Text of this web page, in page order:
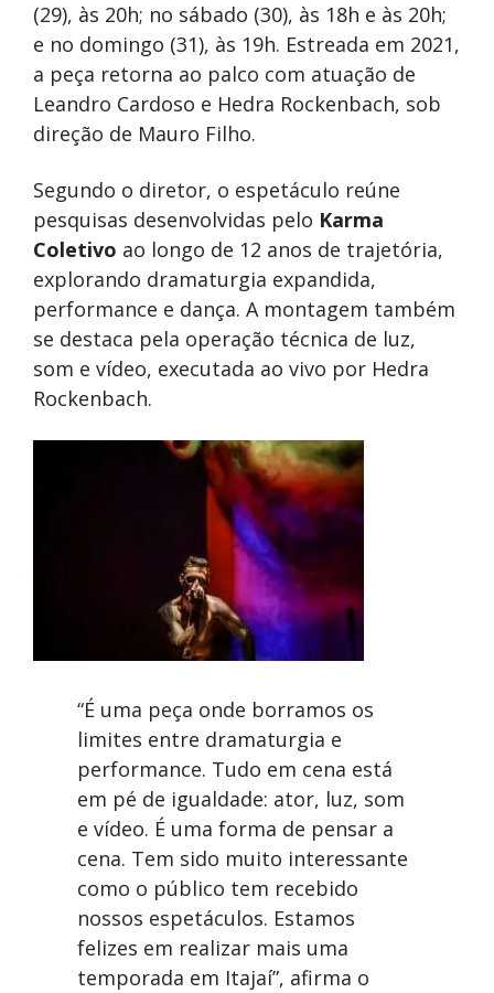
(29), às 20h; no sábado (30), às 18h e às 20h;
e no domingo (31), às 19h. Estreada em 2021,
a peça retorna ao palco com atuação de
Leandro Cardoso e Hedra Rockenbach, sob
direção de Mauro Filho.
Segundo o diretor, o espetáculo reúne
pesquisas desenvolvidas pelo Karma
Coletivo ao longo de 12 anos de trajetória,
explorando dramaturgia expandida,
performance e dança. A montagem também
se destaca pela operação técnica de luz,
som e vídeo, executada ao vivo por Hedra
Rockenbach.
“É uma peça onde borramos os
limites entre dramaturgia e
performance. Tudo em cena está
em pé de igualdade: ator, luz, som
e vídeo. É uma forma de pensar a
cena. Tem sido muito interessante
como o público tem recebido
nossos espetáculos. Estamos
felizes em realizar mais uma
temporada em Itajaí”, afirma o